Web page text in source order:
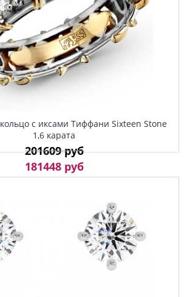
с иксами Тиффани Sixteen Stone
1,6 карата
201609 руб
181448 руб